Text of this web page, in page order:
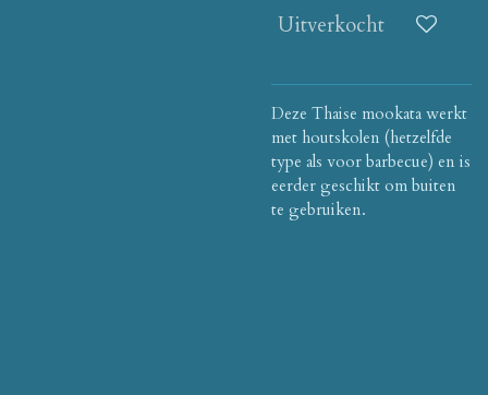
Uitverkocht
Deze Thaise mookata werkt
met houtskolen (hetzelfde
type als voor barbecue) en is
eerder geschikt om buiten
te gebruiken.